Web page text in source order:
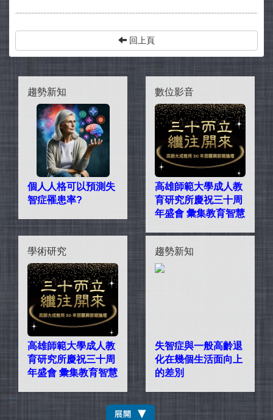
回上頁
趨勢新知
個人人格可以預測失
智症罹患率?
數位影音
高雄師範大學成人教
育研究所慶祝三十周
年盛會 彙集教育智慧
學術研究
高雄師範大學成人教
育研究所慶祝三十周
年盛會 彙集教育智慧
趨勢新知
失智症與一般高齡退
化在幾個生活面向上
的差別
:::